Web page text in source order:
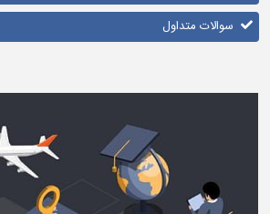
سوالات متداول